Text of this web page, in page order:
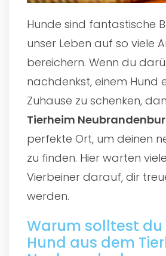
Hunde sind fantastische
unser Leben auf so viele
bereichern. Wenn du
nachdenkst, einem Hund
Zuhause zu schenken,
Tierheim
perfekte Ort, um deinen
zu finden. Hier warten
Vierbeiner darauf, dir
werden.
Warum solltest du
Hund aus dem